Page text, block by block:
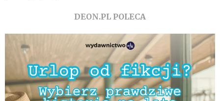
DEON.PL POLECA